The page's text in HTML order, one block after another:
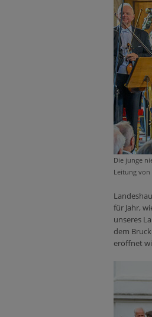
Die junge
Leitung
für Jahr,
unseres
dem
eröffnet